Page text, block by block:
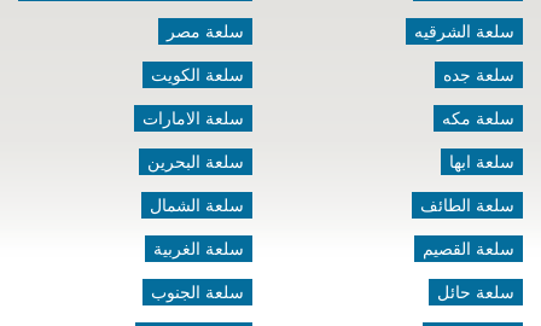
سلعة الشرقيه
سلعة جده
سلعة مكه
سلعة ابها
سلعة الطائف
سلعة القصيم
سلعة حائل
سلعة مصر
سلعة الكويت
سلعة الامارات
سلعة البحرين
سلعة الشمال
سلعة الغربية
سلعة الجنوب